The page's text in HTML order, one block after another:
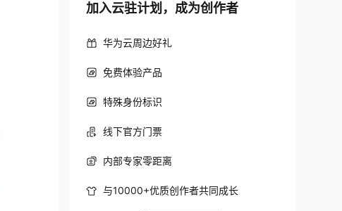
加入云驻计划，成为创作者
华为云周边好礼
免费体验产品
特殊身份标识
线下官方门票
内部专家零距离
与10000+优质创作者共同成长